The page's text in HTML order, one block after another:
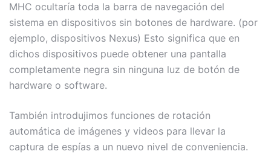
MHC ocultaría toda la barra de navegación del
sistema en dispositivos sin botones de hardware. (por
ejemplo, dispositivos Nexus) Esto significa que en
dichos dispositivos puede obtener una pantalla
completamente negra sin ninguna luz de botón de
hardware o software.
También introdujimos funciones de rotación
automática de imágenes y videos para llevar la
captura de espías a un nuevo nivel de conveniencia.